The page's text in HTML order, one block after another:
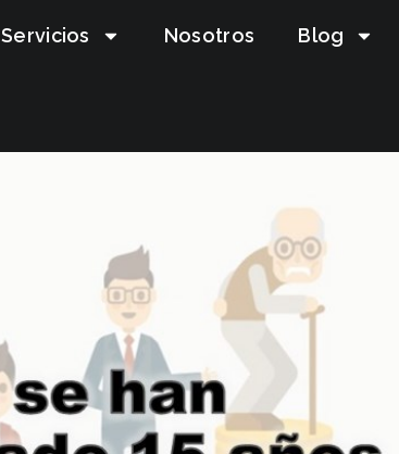
Servicios Nosotros Blog